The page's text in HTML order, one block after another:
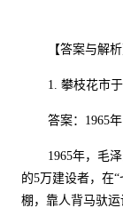
【答案与解析
1. 攀枝花市
答案： 1965年
1965年，毛
的5万建设者，在
棚，靠人背马驮运